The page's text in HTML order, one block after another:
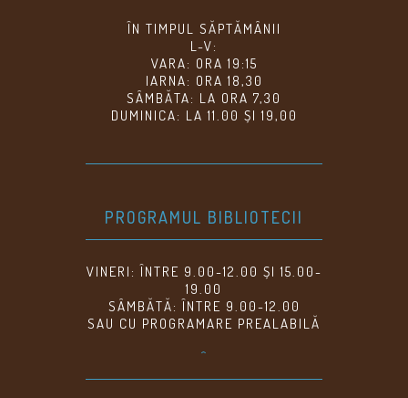
ÎN TIMPUL SĂPTĂMÂNII
L-V:
VARA: ORA 19:15
IARNA: ORA 18,30
SÂMBĂTA: LA ORA 7,30
DUMINICA: LA 11.00 ȘI 19,00
PROGRAMUL BIBLIOTECII
VINERI: ÎNTRE 9.00-12.00 ȘI 15.00-
19.00
SÂMBĂTĂ: ÎNTRE 9.00-12.00
SAU CU PROGRAMARE PREALABILĂ
^